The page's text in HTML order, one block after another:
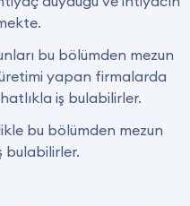
bu bölümden mezun
yapan firmalarda
iş bulabilirler.
bu bölümden mezun
bulabilirler.